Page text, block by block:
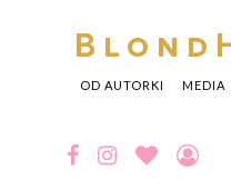
OD AUTORKI MEDIA